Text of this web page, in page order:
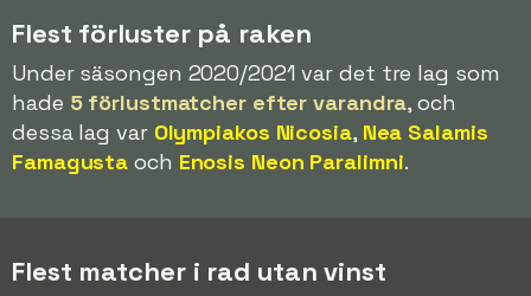
Flest förluster på raken
Under säsongen 2020/2021 var det tre lag som
hade 5 förlustmatcher efter varandra, och
dessa lag var Olympiakos Nicosia, Nea Salamis
Famagusta och Enosis Neon Paralimni.
Flest matcher i rad utan vinst